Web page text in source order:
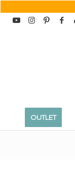
OUTLET